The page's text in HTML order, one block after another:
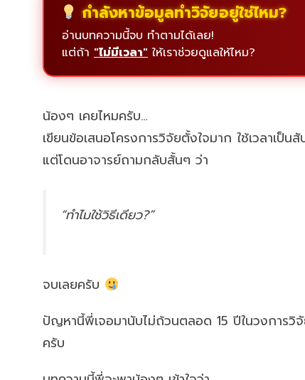
กำลังหาข้อมูลทำวิจัยอยู่ใช่ไหม?
อ่านบทความนี้จบ ทำตามได้เลย!
แต่ถ้า "ไม่มีเวลา" ให้เราช่วยดูแลให้ไหม?
น้องๆ เคยไหมครับ…
เขียนข้อเสนอโครงการวิจัยตั้งใจมาก ใช้เวลาเป็น
แต่โดนอาจารย์ถามกลับสั้นๆ ว่า
“ทำไมใช้วิธีเดียว?”
จบเลยครับ
ปัญหานี้พี่เจอมานับไม่ถ้วนตลอด 15 ปีในวงการวิ
ครับ